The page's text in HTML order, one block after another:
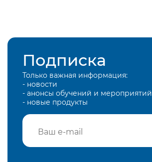
Подписка
Только важная информация:
- новости
- анонсы обучений и мероприятий
- новые продукты